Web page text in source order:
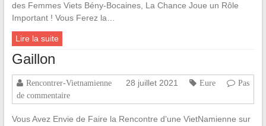
des Femmes Viets Bény-Bocaines, La Chance Joue un Rôle
Important ! Vous Ferez la…
Lire la suite
Gaillon
Rencontrer-Vietnamienne 28 juillet 2021 Eure
Pas
de commentaire
Vous Avez Envie de Faire la Rencontre d’une VietNamienne sur